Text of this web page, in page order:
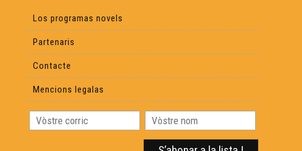
Los programas novels
Partenaris
Contacte
Mencions legalas